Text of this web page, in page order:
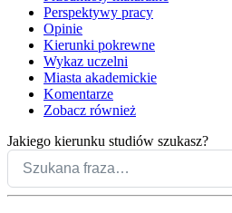
Perspektywy pracy
Opinie
Kierunki pokrewne
Wykaz uczelni
Miasta akademickie
Komentarze
Zobacz również
Jakiego kierunku studiów szukasz?